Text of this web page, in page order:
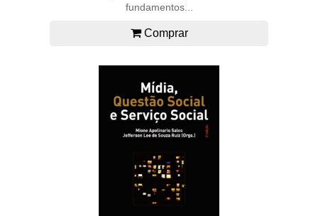
fundamentos...
Comprar